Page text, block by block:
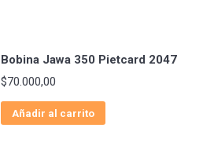
Bobina Jawa 350 Pietcard 2047
$70.000,00
Añadir al carrito